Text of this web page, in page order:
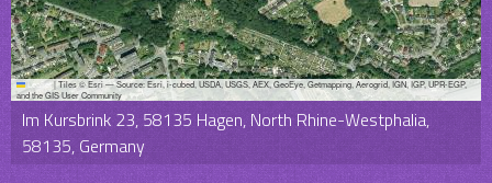
Leaflet |Tiles © Esri — Source: Esri, i-cubed, USDA, USGS, AEX, GeoEye, Getmapping, Aerogrid, IGN, IGP, UPR-EGP,
and the GIS User Community
Im Kursbrink 23, 58135 Hagen, North Rhine-Westphalia,
58135, Germany